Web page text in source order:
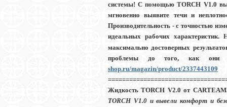
системы! С помощью TORCH V1.0 вы
мгновенно выявите течи и
Производительность - с точностью
идеальных рабочих характеристик.
максимально достоверных
проблемы до того, как они
shop.ru/magazin/product/2337443109
Жидкость TORCH V2.0 от
TORCH V1.0 и вывели комфорт и